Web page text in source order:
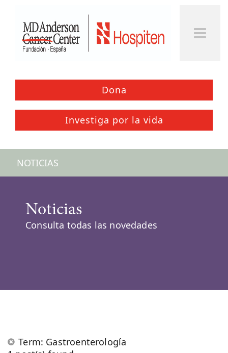
Dona
Investiga por la vida
NOTICIAS
Noticias
Consulta todas las novedades
Term: Gastroenterología